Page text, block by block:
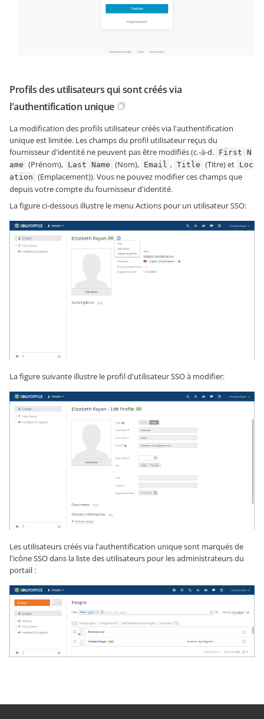
Profils des utilisateurs qui sont créés via
l'authentification unique
La modification des profils utilisateur créés via l'authentification
unique est limitée. Les champs du profil utilisateur reçus du
fournisseur d'identité ne peuvent pas être modifiés (c.-à-d. First N
ame (Prénom), Last Name (Nom), Email , Title (Titre) et Loc
ation (Emplacement)). Vous ne pouvez modifier ces champs que
depuis votre compte du fournisseur d'identité.
La figure ci-dessous illustre le menu Actions pour un utilisateur SSO:
La figure suivante illustre le profil d'utilisateur SSO à modifier:
Les utilisateurs créés via l'authentification unique sont marqués de
l'icôneSSOdans la liste des utilisateurs pour les administrateurs du
portail :